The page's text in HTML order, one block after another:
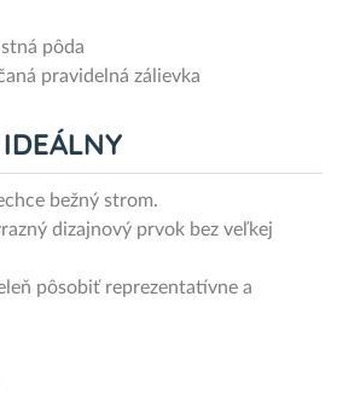
pôda
pravidelná zálievka
bežný strom.
dizajnový prvok bez veľkej
pôsobiť reprezentatívne a